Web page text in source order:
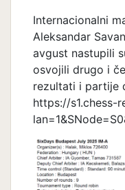
Internacionalni
Aleksandar
avgust nastupili
osvojili drugo i
rezultati i partije
https://s1.chess-